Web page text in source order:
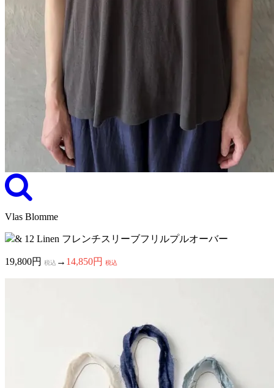
Vlas Blomme
& 12 Linen フレンチスリーブフリルプルオーバー
19,800円 税込 → 14,850円 税込